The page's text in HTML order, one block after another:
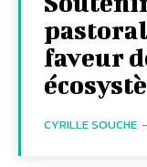
faveur
CYRILLE SOUCHE -